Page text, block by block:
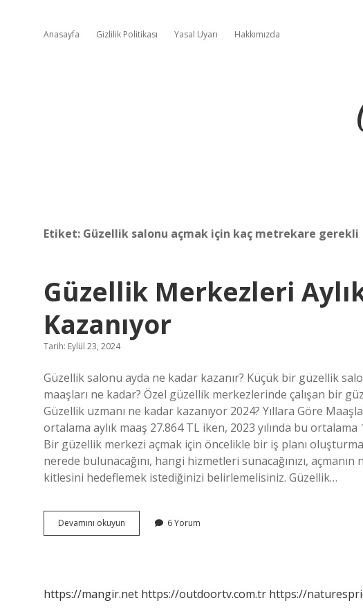
Anasayfa Gizlilik Politikası Yasal Uyarı Hakkımızda
Etiket: Güzellik salonu açmak için kaç metrekare gerekli
Güzellik Merkezleri
Kazanıyor
Tarih: Eylül 23, 2024
Güzellik salonu ayda ne kadar kazanır? Küçük bir güzellik
maaşları ne kadar? Özel güzellik merkezlerinde çalışan bir
Güzellik uzmanı ne kadar kazanıyor 2024? Yıllara Göre
ortalama aylık maaş 27.864 TL iken, 2023 yılında bu
Bir güzellik merkezi açmak için öncelikle bir iş planı
nerede bulunacağını, hangi hizmetleri sunacağınızı,
kitlesini hedeflemek istediğinizi belirlemelisiniz. Güzellik…
Devamını okuyun
Merkezleri
6 Yorum
https://mangir.net https://outdoortv.com.tr https://